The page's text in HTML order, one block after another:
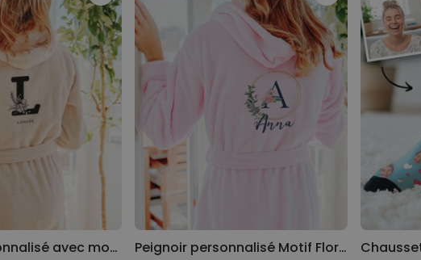
Peignoir personnalisé avec monogramme et texte
Peignoir personnalisé Motif Floral avec Monogramme et Texte